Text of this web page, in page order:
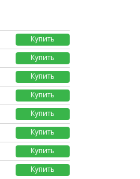
Купить
Купить
Купить
Купить
Купить
Купить
Купить
Купить